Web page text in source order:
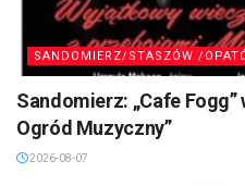
SANDOMIERZ/STASZÓW /
Sandomierz: „Cafe
Ogród Muzyczny”
2026-08-07